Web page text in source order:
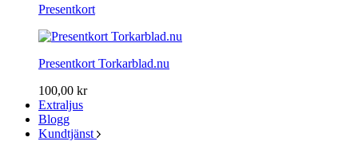
Presentkort
Presentkort Torkarblad.nu
100,00 kr
Extraljus
Blogg
Kundtjänst